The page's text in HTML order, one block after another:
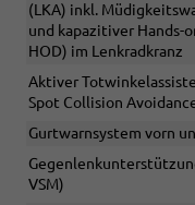
(LKA) inkl.
und kapazitiver Hands-
HOD) im Lenkradkranz
Aktiver
Spot Collision
Gurtwarnsystem vorn
VSM)